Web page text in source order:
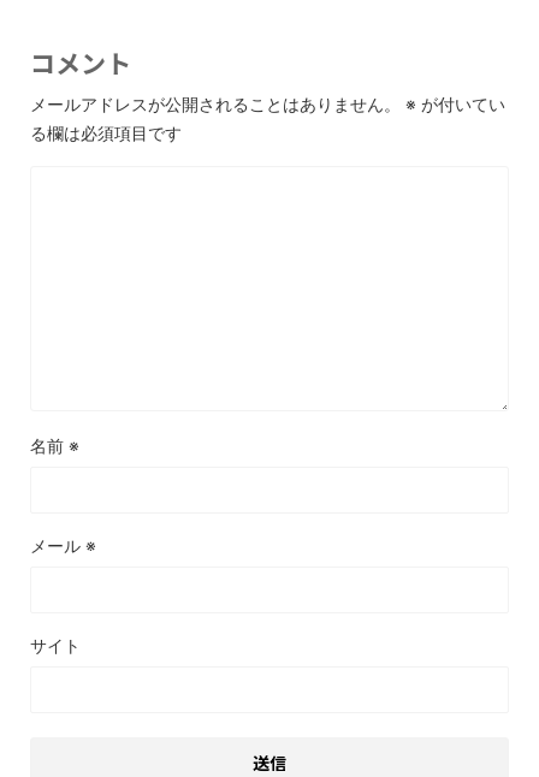
コメント
メールアドレスが公開されることはありません。 ※ が付いてい
る欄は必須項目です
名前 ※
メール ※
サイト